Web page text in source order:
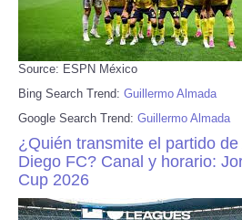
Source: ESPN México
Bing Search Trend: Guillermo Almada
Google Search Trend: Guillermo Almada
¿Quién transmite el partido
Diego FC? Canal y horario:
Cup 2026